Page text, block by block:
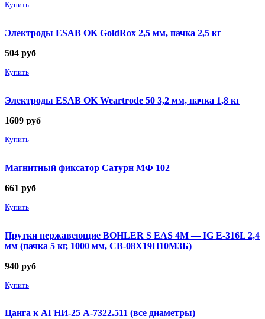
Купить
Электроды ESAB OK GoldRox 2,5 мм, пачка 2,5 кг
504 руб
Купить
Электроды ESAB OK Weartrode 50 3,2 мм, пачка 1,8 кг
1609 руб
Купить
Магнитный фиксатор Сатурн МФ 102
661 руб
Купить
Прутки нержавеющие BOHLER S EAS 4M — IG E-316L 2,4
мм (пачка 5 кг, 1000 мм, СВ-08Х19Н10М3Б)
940 руб
Купить
Цанга к АГНИ-25 А-7322.511 (все диаметры)